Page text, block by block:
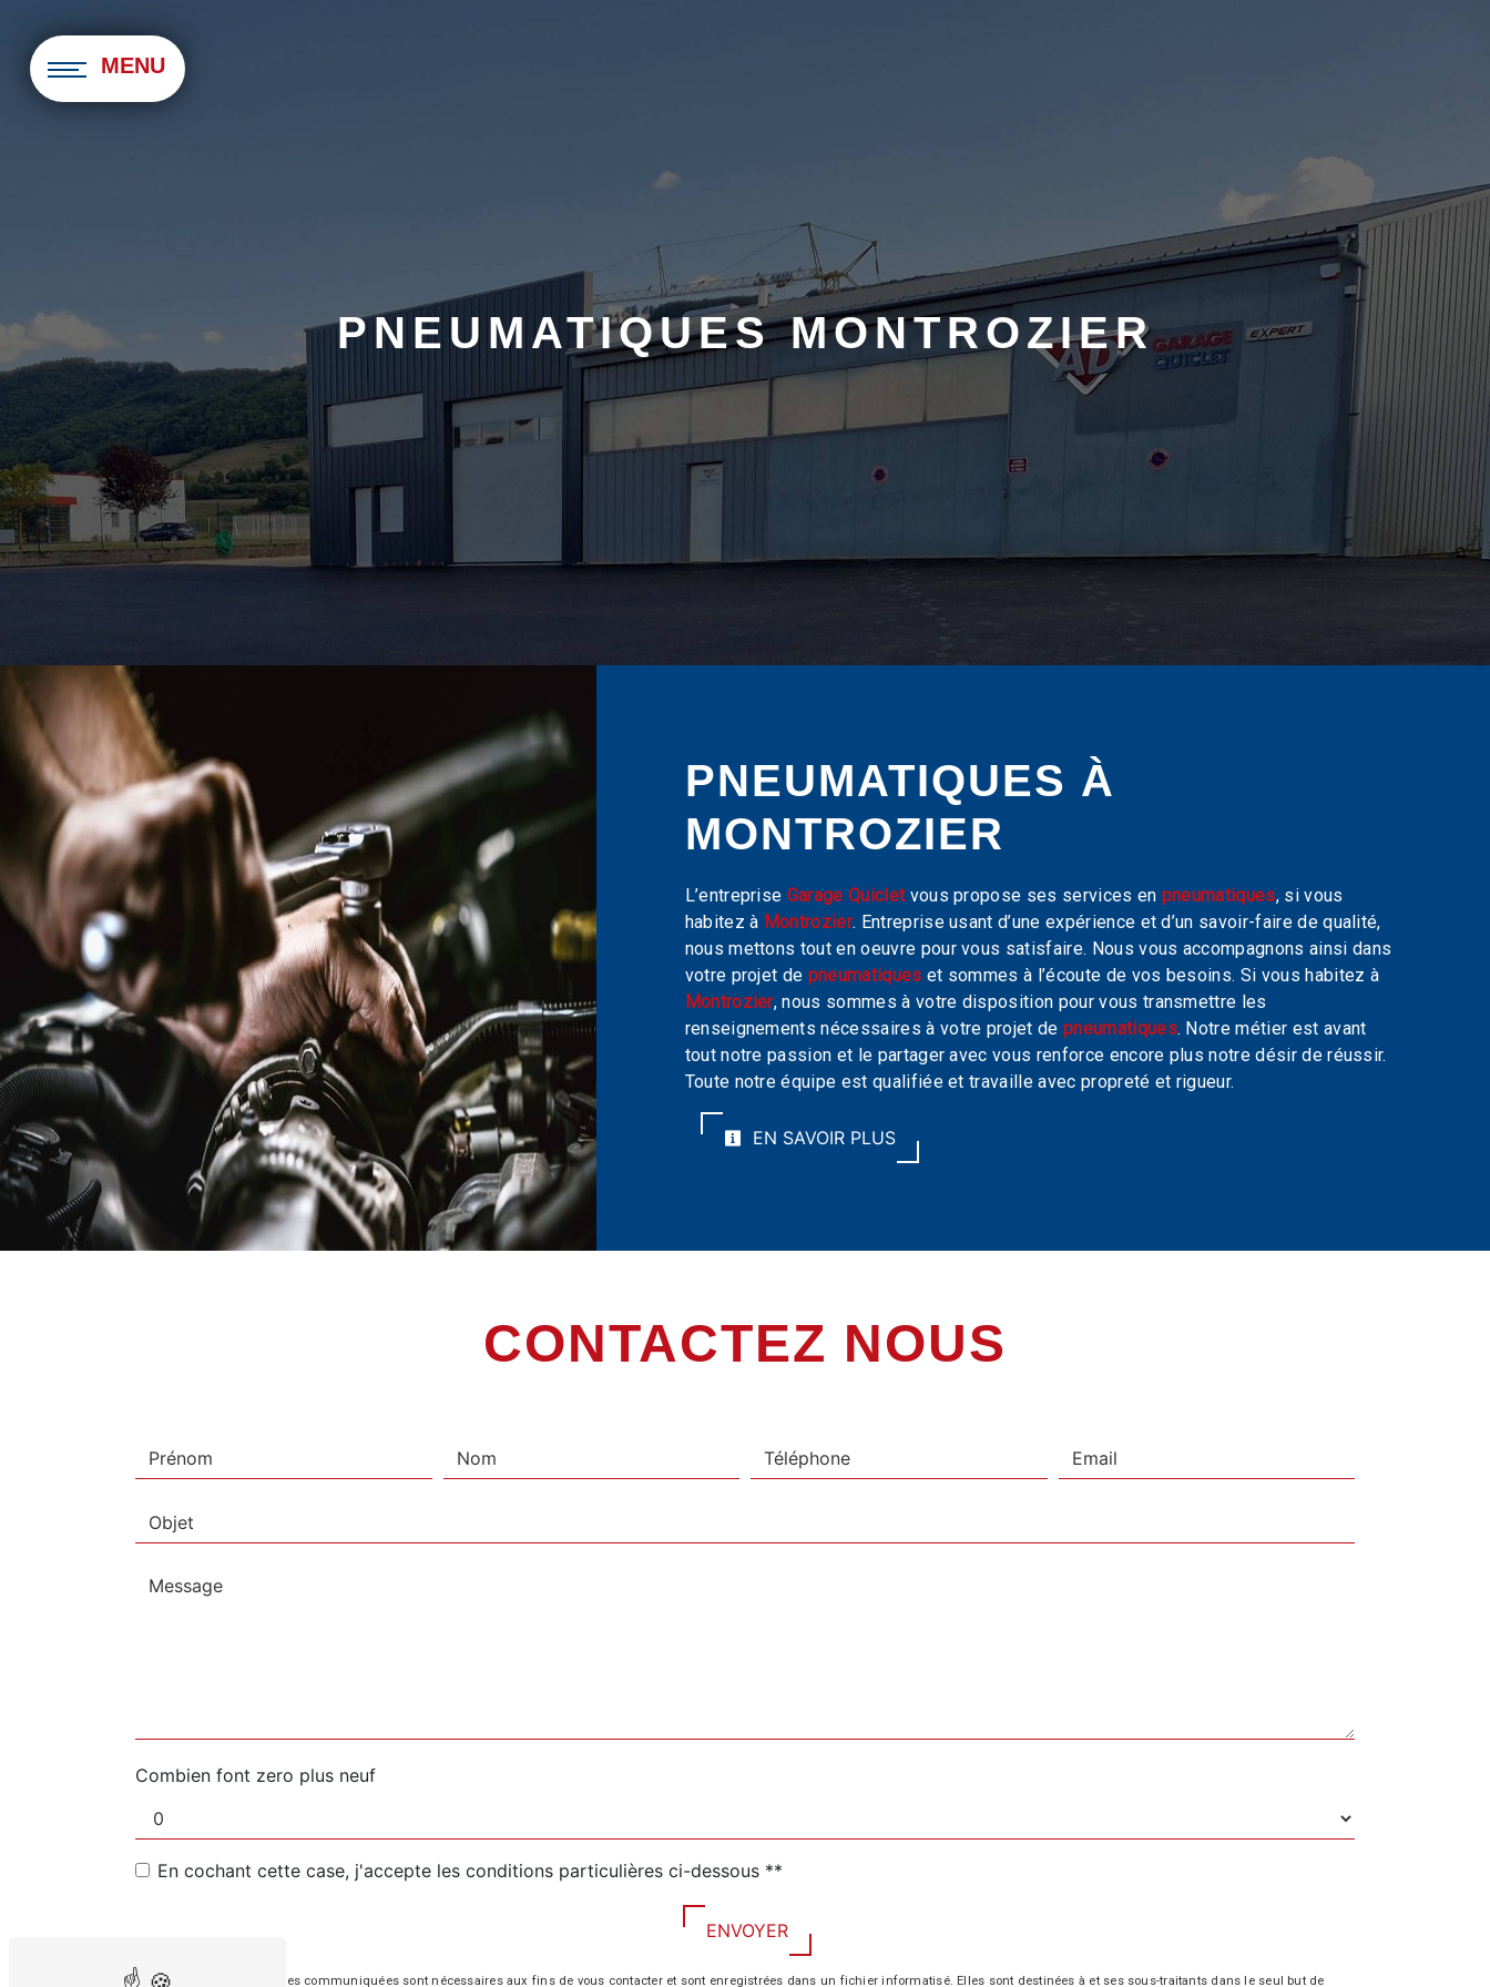
MENU
PNEUMATIQUES MONTROZIER
PNEUMATIQUES À
MONTROZIER
L’entreprise Garage Quicletvous propose ses services en pneumatiques, si vous
habitez à Montrozier. Entreprise usant d’une expérience et d’un savoir-faire de qualité,
nous mettons tout en oeuvre pour vous satisfaire. Nous vous accompagnons ainsi dans
votre projet de pneumatiques et sommes à l’écoute de vos besoins. Si vous habitez à
Montrozier, nous sommes à votre disposition pour vous transmettre les
renseignements nécessaires à votre projet de pneumatiques. Notre métier est avant
tout notre passion et le partager avec vous renforce encore plus notre désir de réussir.
Toute notre équipe est qualifiée et travaille avec propreté et rigueur.
EN SAVOIR PLUS
CONTACTEZ NOUS
Combien font zero plus neuf
En cochant cette case, j'accepte les conditions particulières ci-dessous **
ENVOYER
** Les données personnelles communiquées sont nécessaires aux fins de vous contacter et sont enregistrées dans un fichier informatisé. Elles sont destinées à et ses sous-traitants dans le seul but de